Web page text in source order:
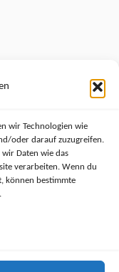
wir Technologien wie
oder darauf zuzugreifen.
Daten wie das
verarbeiten. Wenn du
können bestimmte